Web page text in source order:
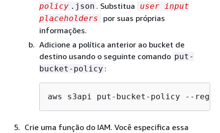
policy .json . Substitua
user input
placeholders
por suas próprias
informações.
Adicione a política anterior ao bucket de
destino usando o seguinte comando put-
bucket-policy :
aws s3api put-bucket-policy --
Crie uma função do IAM. Você especifica essa